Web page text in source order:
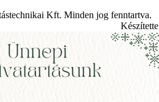
Kft. Minden jog fenntartva.